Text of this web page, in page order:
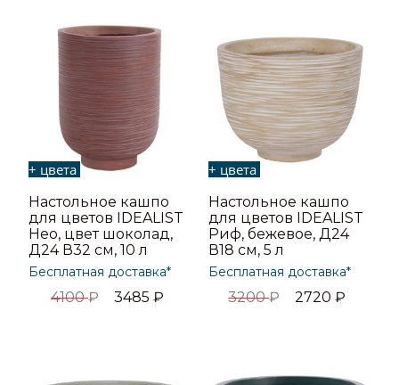
+ цвета
Настольное кашпо
для цветов IDEALIST
Нео, цвет шоколад,
Д24 В32 см, 10 л
Бесплатная доставка*
4100₽ 3485₽
+ цвета
Настольное кашпо
для цветов IDEALIST
Риф, бежевое, Д24
В18 см, 5 л
Бесплатная доставка*
3200₽ 2720₽